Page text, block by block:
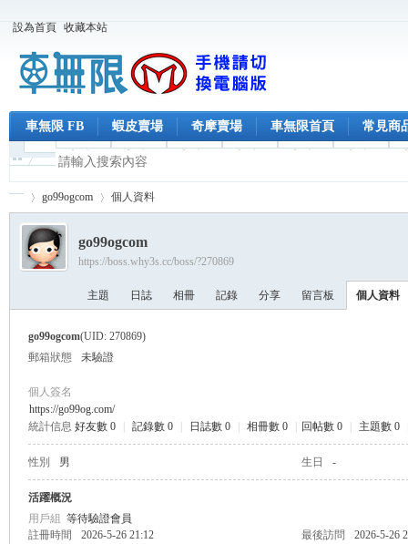
設為首頁 收藏本站
車無限 FB 蝦皮賣場 奇摩賣場 車無限首頁 常見商
›
go99ogcom 個人資料
go99ogcom
https://boss.why3s.cc/boss/?270869
主題 日誌 相冊 記錄 分享 留言板 個人資料
go99ogcom(UID: 270869)
郵箱狀態
未驗證
個人簽名
https://go99og.com/
統計信息 好友數 0 記錄數 0 日誌數 0 相冊數 0 回帖數 0 主題數 0
性別 男 生日 -
活躍概況
用戶組 等待驗證會員
註冊時間
2026-5-26 21:12 最後訪問
2026-5-26